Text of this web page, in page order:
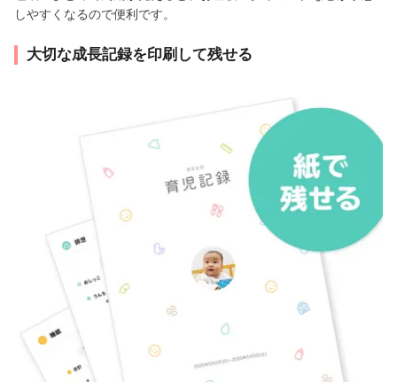
しやすくなるので便利です。
大切な成長記録を印刷して残せる